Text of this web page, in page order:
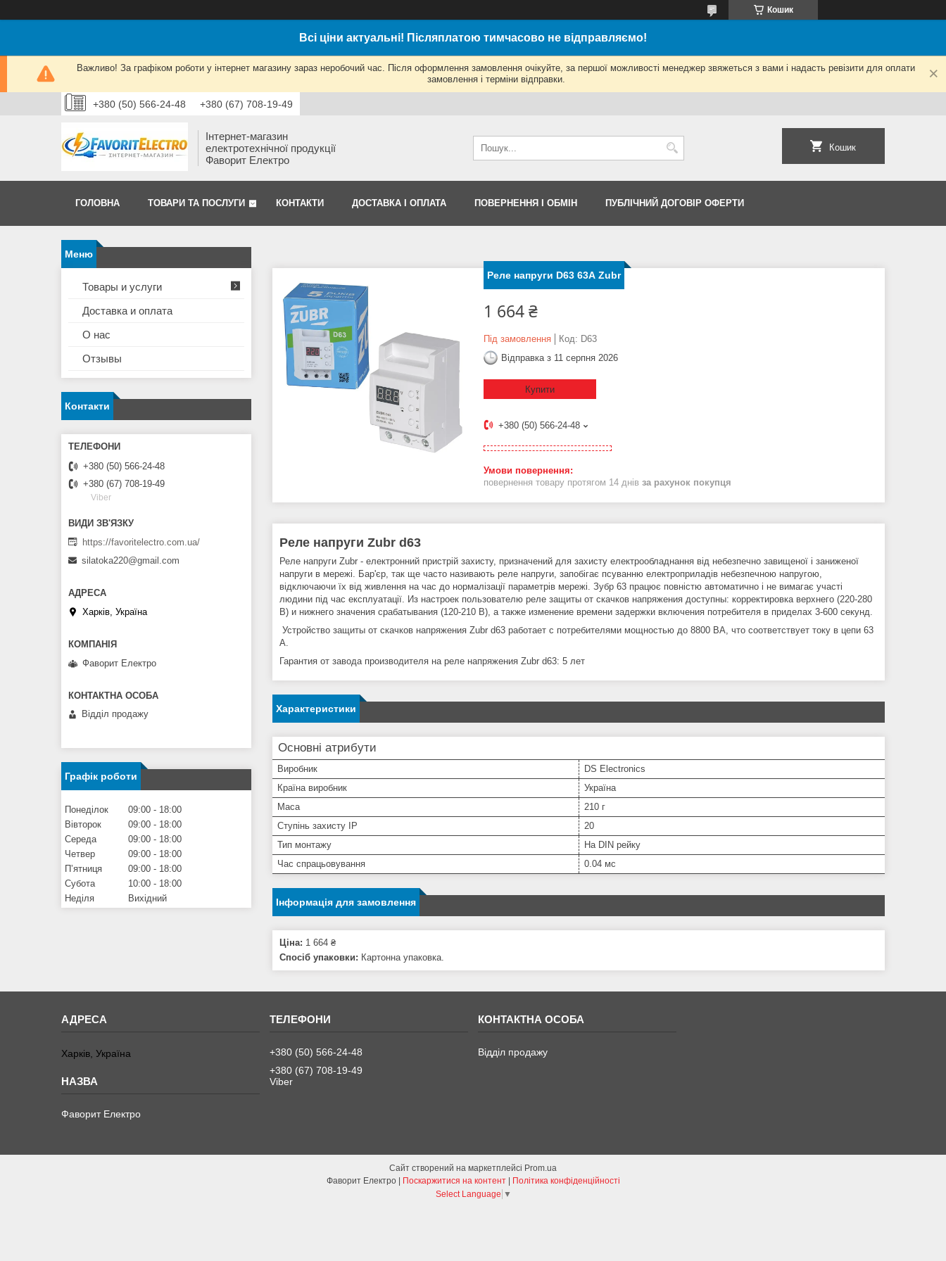
Кошик
Всі ціни актуальні! Післяплатою тимчасово не відправляємо!
Важливо! За графіком роботи у інтернет магазину зараз неробочий час. Після оформлення замовлення очікуйте, за першої можливості менеджер звяжеться з вами і надасть ревізити для оплати
замовлення і терміни відправки.
+380 (50) 566-24-48 +380 (67) 708-19-49
Інтернет-магазин
електротехнічної продукції
Фаворит Електро
Кошик
ГОЛОВНА ТОВАРИ ТА ПОСЛУГИ КОНТАКТИ ДОСТАВКА І ОПЛАТА ПОВЕРНЕННЯ І ОБМІН ПУБЛІЧНИЙ ДОГОВІР ОФЕРТИ
Реле напруги D63 63А Zubr
1 664 ₴
Під замовлення Код: D63
Відправка з 11 серпня 2026
Купити
+380 (50) 566-24-48
повернення товару протягом 14 днів за рахунок покупця
Реле напруги Zubr d63
Реле напруги Zubr - електронний пристрій захисту, призначений для захисту електрообладнання від небезпечно завищеної і заниженої
напруги в мережі. Бар'єр, так ще часто називають реле напруги, запобігає псуванню електроприладів небезпечною напругою,
відключаючи їх від живлення на час до нормалізації параметрів мережі. Зубр 63 працює повністю автоматично і не вимагає участі
людини під час експлуатації. Из настроек пользователю реле защиты от скачков напряжения доступны: корректировка верхнего (220-280
В) и нижнего значения срабатывания (120-210 В), а также изменение времени задержки включения потребителя в приделах 3-600 секунд.
Устройство защиты от скачков напряжения Zubr d63 работает с потребителями мощностью до 8800 ВА, что соответствует току в цепи 63
А.
Гарантия от завода производителя на реле напряжения Zubr d63: 5 лет
Характеристики
Основні атрибути
Виробник
DS Electronics
Країна виробник
Україна
Маса
210 г
Ступінь захисту IP
20
Тип монтажу
На DIN рейку
Час спрацьовування
0.04 мс
Інформація для замовлення
Ціна: 1 664 ₴
Спосіб упаковки: Картонна упаковка.
Товары и услуги
Доставка и оплата
О нас
Отзывы
Контакти
+380 (50) 566-24-48
+380 (67) 708-19-49
Viber
https://favoritelectro.com.ua/
silatoka220@gmail.com
Харків, Україна
Фаворит Електро
Відділ продажу
Графік роботи
Понеділок 09:00
18:00
Вівторок
09:00
18:00
Середа
09:00
18:00
Четвер
09:00
18:00
Пʼятниця
09:00
18:00
Субота
10:00
18:00
Неділя
Вихідний
Харків, Україна
Фаворит Електро
+380 (50) 566-24-48
+380 (67) 708-19-49
Viber
Відділ продажу
Сайт створений на маркетплейсі Prom.ua
Поскаржитися на контент
Політика конфіденційності
Select Language ▼